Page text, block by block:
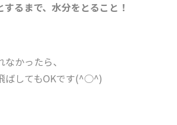
するまで、水分をとること！
かったら、
ばしてもOKです(^○^)